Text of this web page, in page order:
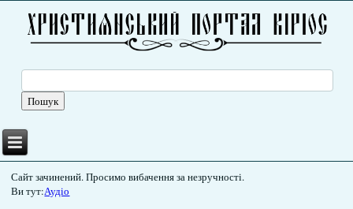
Сайт зачинений. Просимо вибачення за незручності.
Ви тут:Аудіо